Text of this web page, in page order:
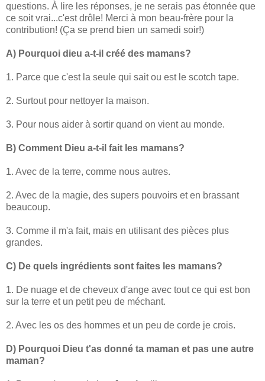
questions. À lire les réponses, je ne serais pas étonnée que
ce soit vrai...c'est drôle! Merci à mon beau-frère pour la
contribution! (Ça se prend bien un samedi soir!)
A) Pourquoi dieu a-t-il créé des mamans?
1. Parce que c'est la seule qui sait ou est le scotch tape.
2. Surtout pour nettoyer la maison.
3. Pour nous aider à sortir quand on vient au monde.
B) Comment Dieu a-t-il fait les mamans?
1. Avec de la terre, comme nous autres.
2. Avec de la magie, des supers pouvoirs et en brassant
beaucoup.
3. Comme il m'a fait, mais en utilisant des pièces plus
grandes.
C) De quels ingrédients sont faites les mamans?
1. De nuage et de cheveux d'ange avec tout ce qui est bon
sur la terre et un petit peu de méchant.
2. Avec les os des hommes et un peu de corde je crois.
D) Pourquoi Dieu t'as donné ta maman et pas une autre
maman?